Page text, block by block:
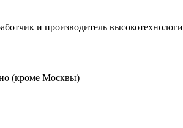
и производитель
(кроме Москвы)